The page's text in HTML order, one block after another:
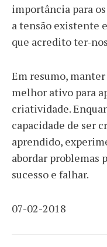
importância para
a tensão existente
que acredito ter-
Em resumo,
melhor ativo para
criatividade.
capacidade de ser
aprendido,
abordar problemas
sucesso e falhar.
07-02-2018